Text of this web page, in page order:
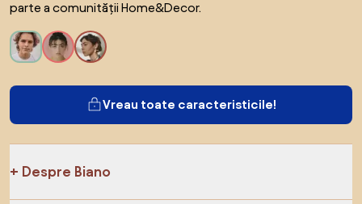
parte a comunității Home&Decor.
Vreau toate caracteristicile!
Despre Biano